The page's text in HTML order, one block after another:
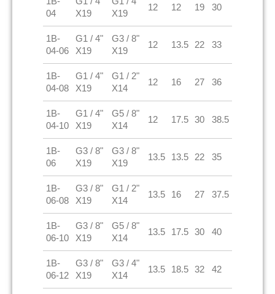
04
X19
X19
12 12 19 30
1B-
04-06
G1 / 4"
X19
G3 / 8"
X19
12 13.5 22 33
1B-
04-08
G1 / 4"
X19
G1 / 2"
X14
12 16 27 36
1B-
04-10
G1 / 4"
X19
G5 / 8"
X14
12 17.5 30 38.5
1B-
06
G3 / 8"
X19
G3 / 8"
X19
13.5 13.5 22 35
1B-
06-08
G3 / 8"
X19
G1 / 2"
X14
13.5 16 27 37.5
1B-
06-10
G3 / 8"
X19
G5 / 8"
X14
13.5 17.5 30 40
1B-
06-12
G3 / 8"
X19
G3 / 4"
X14
13.5 18.5 32 42